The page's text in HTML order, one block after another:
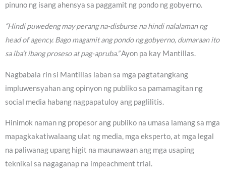
pinuno ng isang ahensya sa paggamit ng pondo ng gobyerno.
“Hindi puwedeng may perang na-disburse na hindi nalalaman ng
head of agency. Bago magamit ang pondo ng gobyerno, dumaraan ito
sa iba’t ibang proseso at pag-apruba.”Ayon pa kay Mantillas.
Nagbabala rin si Mantillas laban sa mga pagtatangkang
impluwensyahan ang opinyon ng publiko sa pamamagitan ng
social media habang nagpapatuloy ang paglilitis.
Hinimok naman ng propesor ang publiko na umasa lamang sa mga
mapagkakatiwalaang ulat ng media, mga eksperto, at mga legal
na paliwanag upang higit na maunawaan ang mga usaping
teknikal sa nagaganap na impeachment trial.